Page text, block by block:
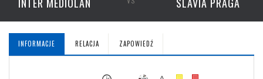
INFORMACJE RELACJA ZAPOWIEDŹ